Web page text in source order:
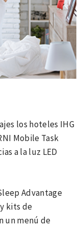
los hoteles IHG
Mobile Task
a la luz LED
Advantage
kits de
un menú de